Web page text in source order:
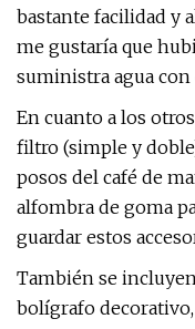
bastante facilidad y
me gustaría que
suministra agua con
En cuanto a los
filtro (simple y
posos del café de
alfombra de goma
guardar estos
También se
bolígrafo decorativo,